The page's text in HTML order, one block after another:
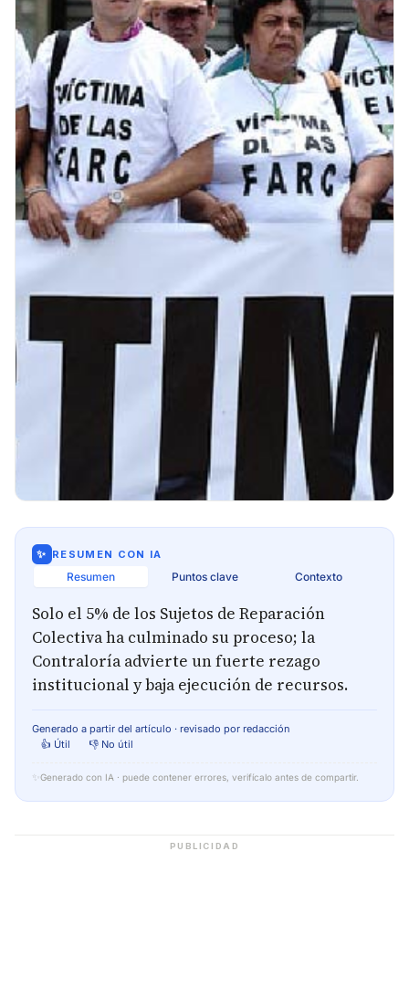
✨ RESUMEN CON IA
Resumen Puntos clave Contexto
Solo el 5% de los Sujetos de Reparación
Colectiva ha culminado su proceso; la
Contraloría advierte un fuerte rezago
institucional y baja ejecución de recursos.
Generado a partir del artículo · revisado por redacción
👍 Útil
👎 No útil
✨ Generado con IA · puede contener errores, verifícalo antes de compartir.
PUBLICIDAD